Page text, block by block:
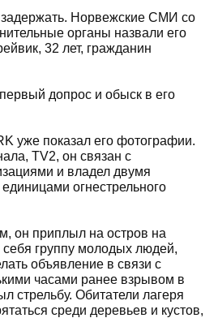
Норвежские СМИ со
органы назвали его
32 лет, гражданин
допрос и обыск в его
уже показал его фотографии.
ТV2, он связан с
и владел двумя
огнестрельного
он приплыл на остров на
себя группу молодых людей,
объявление в связи с
часами ранее взрывом в
стрельбу. Обитатели лагеря
среди деревьев и кустов,